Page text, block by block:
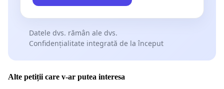
Datele dvs. rămân ale dvs.
Confidențialitate integrată de la început
Alte petiții care v-ar putea interesa